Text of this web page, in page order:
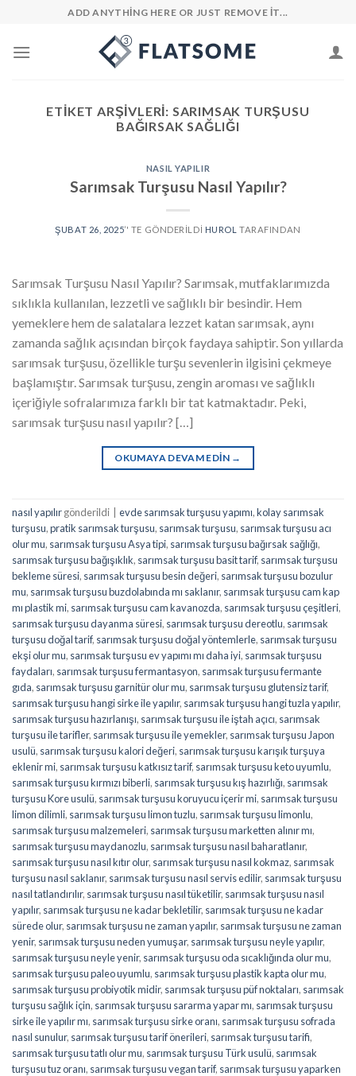
content
ADD ANYTHING HERE OR JUST REMOVE IT...
ETIKET ARŞIVLERI: SARIMSAK TURŞUSU
BAĞIRSAK SAĞLIĞI
NASIL YAPILIR
Sarımsak Turşusu Nasıl Yapılır?
ŞUBAT 26, 2025’' TE GÖNDERILDI HUROL TARAFINDAN
Sarımsak Turşusu Nasıl Yapılır? Sarımsak, mutfaklarımızda
sıklıkla kullanılan, lezzetli ve sağlıklı bir besindir. Hem
yemeklere hem de salatalara lezzet katan sarımsak, aynı
zamanda sağlık açısından birçok faydaya sahiptir. Son yıllarda
sarımsak turşusu, özellikle turşu sevenlerin ilgisini çekmeye
başlamıştır. Sarımsak turşusu, zengin aroması ve sağlıklı
içeriğiyle sofralarımıza farklı bir tat katmaktadır. Peki,
sarımsak turşusu nasıl yapılır? […]
OKUMAYA DEVAM EDIN →
nasıl yapılırgönderildi evde sarımsak turşusu yapımı,kolay sarımsak
turşusu,pratik sarımsak turşusu, sarımsak turşusu, sarımsak turşusu acı
olur mu, sarımsak turşusu Asya tipi, sarımsak turşusu bağırsak sağlığı,
sarımsak turşusu bağışıklık, sarımsak turşusu basit tarif, sarımsak turşusu
bekleme süresi, sarımsak turşusu besin değeri, sarımsak turşusu bozulur
mu, sarımsak turşusu buzdolabında mı saklanır, sarımsak turşusu cam kap
mı plastik mi, sarımsak turşusu cam kavanozda, sarımsak turşusu çeşitleri,
sarımsak turşusu dayanma süresi, sarımsak turşusu dereotlu, sarımsak
turşusu doğal tarif, sarımsak turşusu doğal yöntemlerle, sarımsak turşusu
ekşi olur mu, sarımsak turşusu ev yapımı mı daha iyi, sarımsak turşusu
faydaları, sarımsak turşusu fermantasyon, sarımsak turşusu fermante
gıda, sarımsak turşusu garnitür olur mu, sarımsak turşusu glutensiz tarif,
sarımsak turşusu hangi sirke ile yapılır, sarımsak turşusu hangi tuzla yapılır,
sarımsak turşusu hazırlanışı, sarımsak turşusu ile iştah açıcı, sarımsak
turşusu ile tarifler, sarımsak turşusu ile yemekler, sarımsak turşusu Japon
usulü, sarımsak turşusu kalori değeri, sarımsak turşusu karışık turşuya
eklenir mi, sarımsak turşusu katkısız tarif, sarımsak turşusu keto uyumlu,
sarımsak turşusu kırmızı biberli, sarımsak turşusu kış hazırlığı, sarımsak
turşusu Kore usulü, sarımsak turşusu koruyucu içerir mi, sarımsak turşusu
limon dilimli, sarımsak turşusu limon tuzlu, sarımsak turşusu limonlu,
sarımsak turşusu malzemeleri, sarımsak turşusu marketten alınır mı,
sarımsak turşusu maydanozlu, sarımsak turşusu nasıl baharatlanır,
sarımsak turşusu nasıl kıtır olur, sarımsak turşusu nasıl kokmaz, sarımsak
turşusu nasıl saklanır, sarımsak turşusu nasıl servis edilir, sarımsak turşusu
nasıl tatlandırılır, sarımsak turşusu nasıl tüketilir, sarımsak turşusu nasıl
yapılır, sarımsak turşusu ne kadar bekletilir, sarımsak turşusu ne kadar
sürede olur, sarımsak turşusu ne zaman yapılır, sarımsak turşusu ne zaman
yenir, sarımsak turşusu neden yumuşar, sarımsak turşusu neyle yapılır,
sarımsak turşusu neyle yenir, sarımsak turşusu oda sıcaklığında olur mu,
sarımsak turşusu paleo uyumlu, sarımsak turşusu plastik kapta olur mu,
sarımsak turşusu probiyotik midir, sarımsak turşusu püf noktaları, sarımsak
turşusu sağlık için, sarımsak turşusu sararma yapar mı, sarımsak turşusu
sirke ile yapılır mı, sarımsak turşusu sirke oranı, sarımsak turşusu sofrada
nasıl sunulur, sarımsak turşusu tarif önerileri, sarımsak turşusu tarifi,
sarımsak turşusu tatlı olur mu, sarımsak turşusu Türk usulü, sarımsak
turşusu tuz oranı, sarımsak turşusu vegan tarif, sarımsak turşusu yaparken